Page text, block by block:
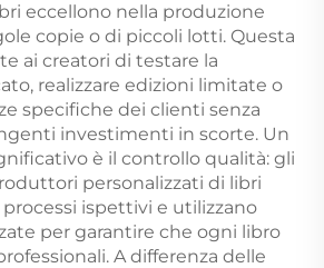
eccellono nella produzione
copie o di piccoli lotti. Questa
ai creatori di testare la
realizzare edizioni limitate o
specifiche dei clienti senza
investimenti in scorte. Un
è il controllo qualità: gli
personalizzati di libri
ispettivi e utilizzano
per garantire che ogni libro
A differenza delle